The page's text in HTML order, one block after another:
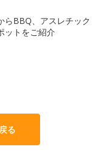
らBBQ、アスレチック
ットをご紹介
る